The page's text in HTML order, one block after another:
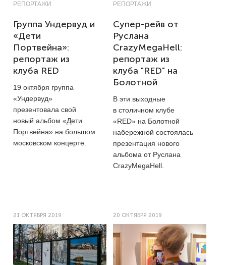
РЕПОРТАЖИ
Группа Ундервуд и
«Дети
Портвейна»:
репортаж из
клуба RED
19 октября группа
«Ундервуд»
презентовала свой
новый альбом «Дети
Портвейна» на большом
московском концерте.
РЕПОРТАЖИ
Супер-рейв от
Руслана
CrazyMegaHell:
репортаж из
клуба "RED" на
Болотной
В эти выходные
в столичном клубе
«RED» на Болотной
набережной состоялась
презентация нового
альбома от Руслана
CrazyMegaHell.
21 ОКТЯБРЯ 2019 20 ОКТЯБРЯ 2019